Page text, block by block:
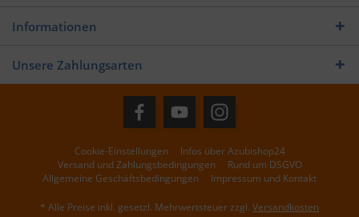
Informationen
Unsere Zahlungsarten
Cookie-Einstellungen
Infos über Azubishop24
Versand und Zahlungsbedingungen
Rund um DSGVO
Allgemeine Geschäftsbedingungen
Impressum und Kontakt
* Alle Preise inkl. gesetzl. Mehrwertsteuer zzgl. Versandkosten